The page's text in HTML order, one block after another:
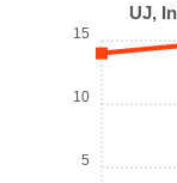
UJ,
5
10
15